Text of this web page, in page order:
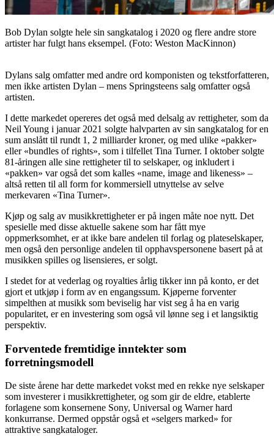
Bob Dylan solgte hele sin sangkatalog i 2020 og flere andre store
artister har fulgt hans eksempel. (Foto: Weston MacKinnon)
Dylans salg omfatter med andre ord komponisten og tekstforfatteren,
men ikke artisten Dylan – mens Springsteens salg omfatter også
artisten.
I dette markedet opereres det også med delsalg av rettigheter, som da
Neil Young i januar 2021 solgte halvparten av sin sangkatalog for en
sum anslått til rundt 1, 2 milliarder kroner, og med ulike «pakker»
eller «bundles of rights», som i tilfellet Tina Turner. I oktober solgte
81-åringen alle sine rettigheter til to selskaper, og inkludert i
«pakken» var også det som kalles «name, image and likeness» –
altså retten til all form for kommersiell utnyttelse av selve
merkevaren «Tina Turner».
Kjøp og salg av musikkrettigheter er på ingen måte noe nytt. Det
spesielle med disse aktuelle sakene som har fått mye
oppmerksomhet, er at ikke bare andelen til forlag og plateselskaper,
men også den personlige andelen til opphavspersonene basert på at
musikken spilles og lisensieres, er solgt.
I stedet for at vederlag og royalties årlig tikker inn på konto, er det
gjort et utkjøp i form av en engangssum. Kjøperne forventer
simpelthen at musikk som beviselig har vist seg å ha en varig
popularitet, er en investering som også vil lønne seg i et langsiktig
perspektiv.
Forventede fremtidige inntekter som
forretningsmodell
De siste årene har dette markedet vokst med en rekke nye selskaper
som investerer i musikkrettigheter, og som gir de eldre, etablerte
forlagene som konsernene Sony, Universal og Warner hard
konkurranse. Dermed oppstår også et «selgers marked» for
attraktive sangkataloger.